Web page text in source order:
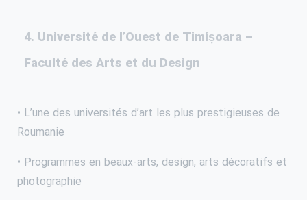
4. Université de l’Ouest de Timișoara –
Faculté des Arts et du Design
• L’une des universités d’art les plus prestigieuses de
Roumanie
• Programmes en beaux-arts, design, arts décoratifs et
photographie